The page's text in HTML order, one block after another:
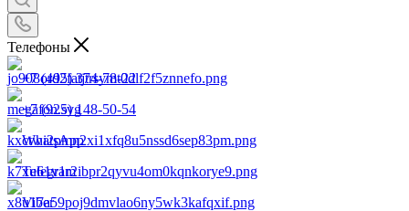
Телефоны
+7 (495) 374-78-22
+7 (925) 148-50-54
WhatsApp
Telegram
Viber